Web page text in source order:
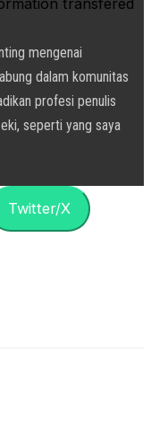
mengenai
dalam komunitas
profesi penulis
seperti yang saya
Twitter/X